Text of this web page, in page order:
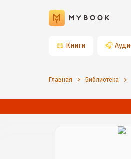
📖 Книги 🎧
Главная Библиотека